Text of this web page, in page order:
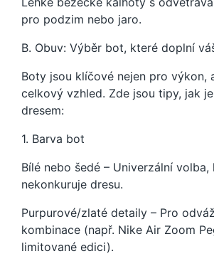
pro podzim nebo jaro.
B. Obuv: Výběr bot, které doplní
Boty jsou klíčové nejen pro výkon,
celkový vzhled. Zde jsou tipy, jak
dresem:
1. Barva bot
Bílé nebo šedé – Univerzální volba,
nekonkuruje dresu.
Purpurové/zlaté detaily – Pro
kombinace (např. Nike Air Zoom
limitované edici).